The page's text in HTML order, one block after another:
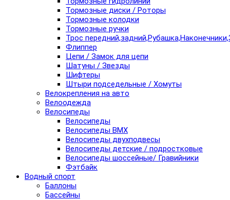
Тормозные диски / Роторы
Тормозные колодки
Тормозные ручки
Трос
Флиппер
Цепи / Замок для цепи
Шатуны / Звезды
Шифтеры
Штыри подседельные / Хомуты
Велокрепления на авто
Велоодежда
Велосипеды
Велосипеды
Велосипеды BMX
Велосипеды двухподвесы
Велосипеды детские / подростковые
Велосипеды шоссейные/ Гравийники
Фэтбайк
Водный спорт
Баллоны
Бассейны